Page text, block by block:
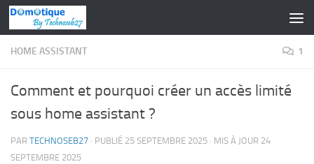
Skip to content
HOME ASSISTANT 1
Comment et pourquoi créer un accès limité
sous home assistant ?
PAR TECHNOSEB27 · PUBLIÉ 25 SEPTEMBRE 2025 · MIS À JOUR 24
SEPTEMBRE 2025